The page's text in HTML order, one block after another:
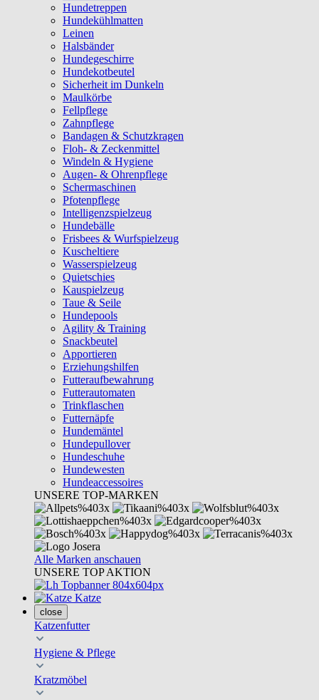
Hundetreppen
Hundekühlmatten
Leinen
Halsbänder
Hundegeschirre
Hundekotbeutel
Sicherheit im Dunkeln
Maulkörbe
Fellpflege
Zahnpflege
Bandagen & Schutzkragen
Floh- & Zeckenmittel
Windeln & Hygiene
Augen- & Ohrenpflege
Schermaschinen
Pfotenpflege
Intelligenzspielzeug
Hundebälle
Frisbees & Wurfspielzeug
Kuscheltiere
Wasserspielzeug
Quietschies
Kauspielzeug
Taue & Seile
Hundepools
Agility & Training
Snackbeutel
Apportieren
Erziehungshilfen
Futteraufbewahrung
Futterautomaten
Trinkflaschen
Futternäpfe
Hundemäntel
Hundepullover
Hundeschuhe
Hundewesten
Hundeaccessoires
UNSERE TOP-MARKEN
Alle Marken anschauen
UNSERE TOP AKTION
Katze
close
Katzenfutter
Hygiene & Pflege
Kratzmöbel